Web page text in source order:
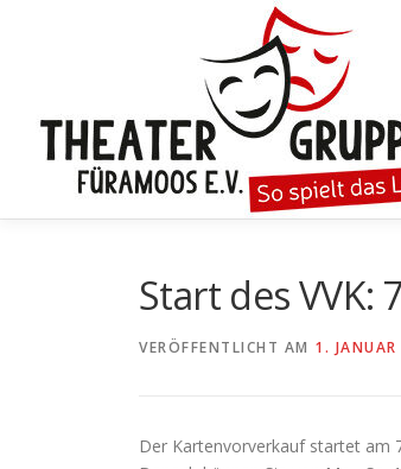
Start des VVK:
VERÖFFENTLICHT AM 1.
Der Kartenvorverkauf startet am